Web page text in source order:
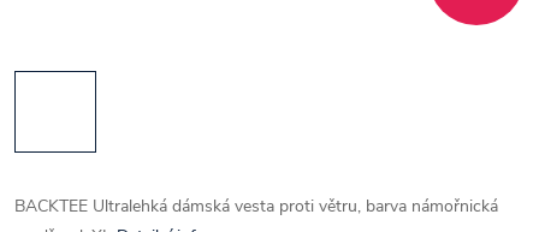
BACKTEE Ultralehká dámská vesta proti větru, barva námořnická